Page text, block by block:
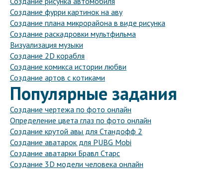
Создание фурри картинок на аву
Создание плана микрорайона в виде рисунка
Создание раскадровки мультфильма
Визуализация музыки
Создание 2D корабля
Создание комикса истории любви
Создание артов с котиками
Популярные задания
Создание чертежа по фото онлайн
Определение цвета глаз по фото онлайн
Создание крутой авы для Стандофф 2
Создание аватарок для PUBG Mobi
Создание аватарки Бравл Старс
Создание 3D модели человека онлайн